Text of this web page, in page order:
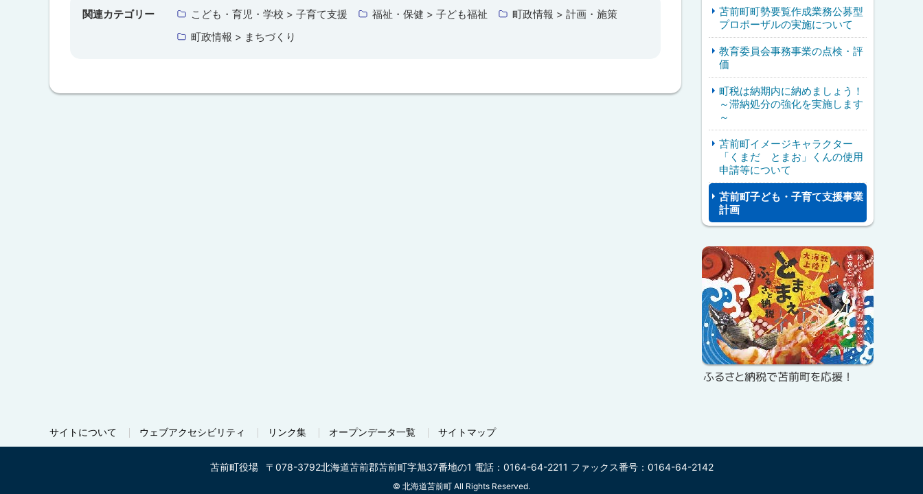
プ
関連カテゴリー こども・育児・学校 > 子育て支援 福祉・保健 > 子ども福祉
町政情報 > 計画・施策
町政情報 > まちづくり
苫前町町勢要覧作成業務公募型
プロポーザルの実施について
教育委員会事務事業の点検・評
価
町税は納期内に納めましょう！
～滞納処分の強化を実施します
～
苫前町イメージキャラクター
「くまだ とまお」くんの使用
申請等について
苫前町子ども・子育て支援事業
計画
サ
イ
ド
・
メ
ニ
ピ
ッ
ク
ア
ッ
プ
ふるさと納税で苫前町を応援！
サイトについて ウェブアクセシビリティ リンク集 オープンデータ一覧 サイトマップ
苫前町役場 〒078-3792北海道苫前郡苫前町字旭37番地の1 電話：0164-64-2211 ファックス番号：0164-64-2142
© 北海道苫前町 All Rights Reserved.